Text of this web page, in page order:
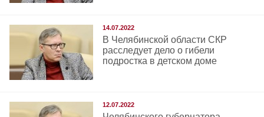
14.07.2022
В Челябинской области СКР
расследует дело о гибели
подростка в детском доме
12.07.2022